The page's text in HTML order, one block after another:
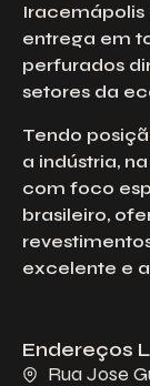
Iracemápolis
entrega em
perfurados
setores da
Tendo
a indústria,
com foco
brasileiro,
excelente e
Endereços
Rua Jose